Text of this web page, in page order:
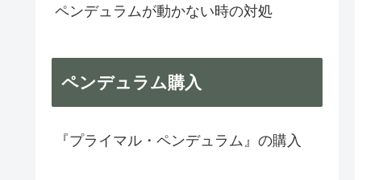
ペンデュラムが動かない時の対処
ペンデュラム購入
『プライマル・ペンデュラム』の購入